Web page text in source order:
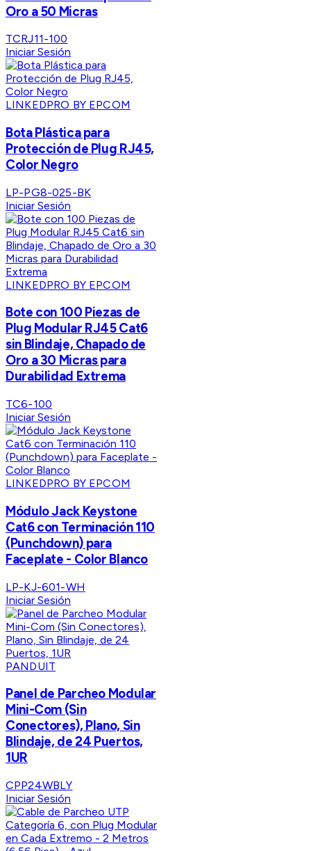
Oro a 50 Micras
TCRJ11-100
Iniciar Sesión
LINKEDPRO BY EPCOM
Bota Plástica para
Protección de Plug RJ45,
Color Negro
LP-PG8-025-BK
Iniciar Sesión
LINKEDPRO BY EPCOM
Bote con 100 Piezas de
Plug Modular RJ45 Cat6
sin Blindaje, Chapado de
Oro a 30 Micras para
Durabilidad Extrema
TC6-100
Iniciar Sesión
LINKEDPRO BY EPCOM
Módulo Jack Keystone
Cat6 con Terminación 110
(Punchdown) para
Faceplate - Color Blanco
LP-KJ-601-WH
Iniciar Sesión
PANDUIT
Panel de Parcheo Modular
Mini-Com (Sin
Conectores), Plano, Sin
Blindaje, de 24 Puertos,
1UR
CPP24WBLY
Iniciar Sesión